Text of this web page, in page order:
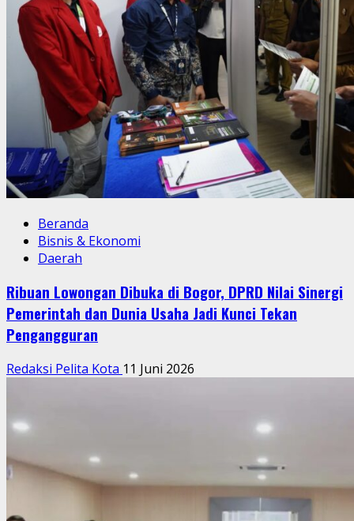
Beranda
Bisnis & Ekonomi
Daerah
Ribuan Lowongan Dibuka di Bogor, DPRD Nilai Sinergi
Pemerintah dan Dunia Usaha Jadi Kunci Tekan
Pengangguran
Redaksi Pelita Kota 11 Juni 2026